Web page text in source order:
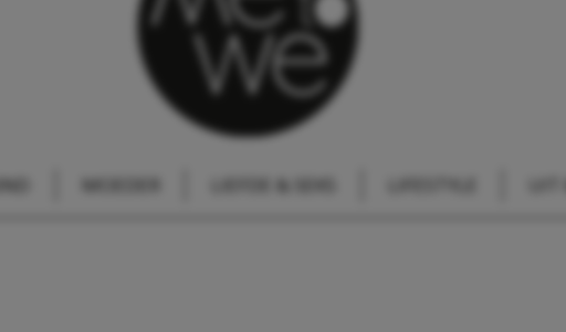
MOEDER LIEFDE & SEKS